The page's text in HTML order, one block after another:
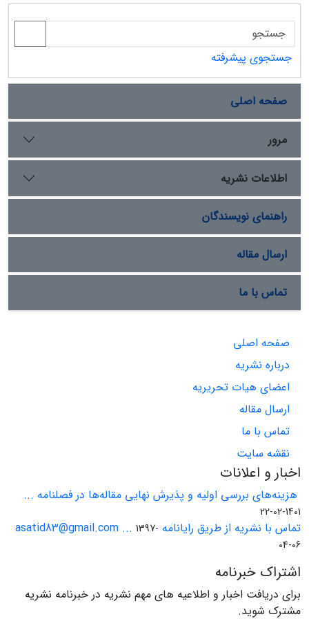
جستجوی پیشرفته
صفحه اصلی
مرور
اطلاعات نشریه
راهنمای نویسندگان
ارسال مقاله
تماس با ما
صفحه اصلی
درباره نشریه
اعضای هیات تحریریه
ارسال مقاله
تماس با ما
نقشه سایت
اخبار و اعلانات
هزینه‌های بررسی اولیه و پذیرش نهایی مقاله‌ها در فصلنامه ...
1401-02-22
تماس با نشریه از طریق رایانامه asatid83@gmail.com ... 1397-
04-06
اشتراک خبرنامه
برای دریافت اخبار و اطلاعیه های مهم نشریه در خبرنامه نشریه
مشترک شوید.